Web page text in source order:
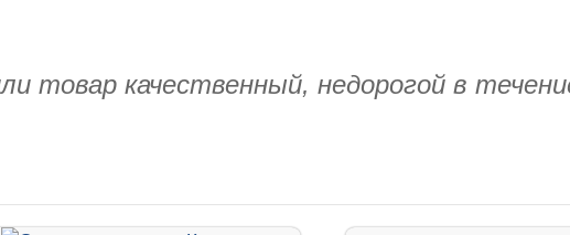
товар качественный, недорогой в